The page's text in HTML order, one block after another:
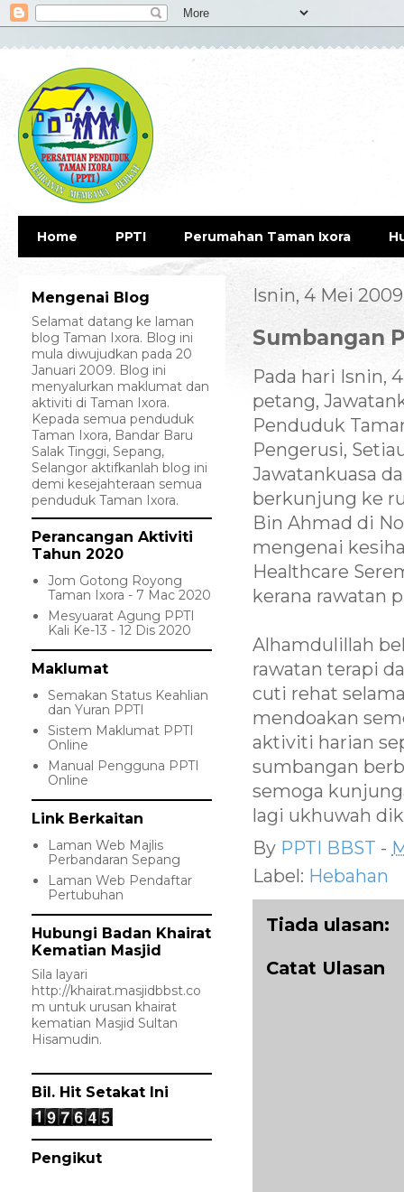
Home PPTI Perumahan Taman Ixora
Isnin, 4 Mei 2009
Sumbangan
Pada hari Isnin,
petang,
Penduduk
Pengerusi,
Jawatankuasa
berkunjung ke
Bin Ahmad di
mengenai
Healthcare
kerana rawatan
Alhamdulillah
rawatan terapi
cuti rehat
mendoakan
aktiviti harian
sumbangan
semoga
lagi ukhuwah
By PPTI BBST -
Label: Hebahan
Tiada ulasan:
Catat Ulasan
Mengenai Blog
Selamat datang ke laman
blog Taman Ixora. Blog ini
mula diwujudkan pada 20
Januari 2009. Blog ini
menyalurkan maklumat dan
aktiviti di Taman Ixora.
Kepada semua penduduk
Taman Ixora, Bandar Baru
Salak Tinggi, Sepang,
Selangor aktifkanlah blog ini
demi kesejahteraan semua
penduduk Taman Ixora.
Perancangan Aktiviti
Tahun 2020
Jom Gotong Royong
Taman Ixora - 7 Mac 2020
Mesyuarat Agung PPTI
Kali Ke-13 - 12 Dis 2020
Maklumat
Semakan Status Keahlian
dan Yuran PPTI
Sistem Maklumat PPTI
Online
Manual Pengguna PPTI
Online
Link Berkaitan
Laman Web Majlis
Perbandaran Sepang
Laman Web Pendaftar
Pertubuhan
Hubungi Badan Khairat
Kematian Masjid
Sila layari
http://khairat.masjidbbst.co
m untuk urusan khairat
kematian Masjid Sultan
Hisamudin.
Bil. Hit Setakat Ini
Pengikut